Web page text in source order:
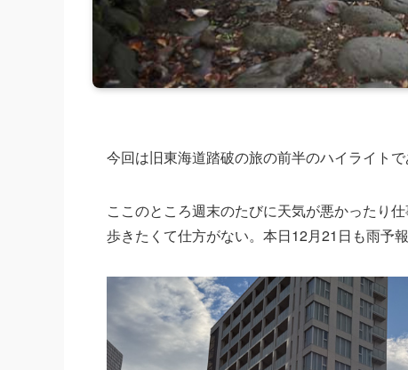
今回は旧東海道踏破の旅の前半のハイライトで
ここのところ週末のたびに天気が悪かったり
歩きたくて仕方がない。本日12月21日も雨予